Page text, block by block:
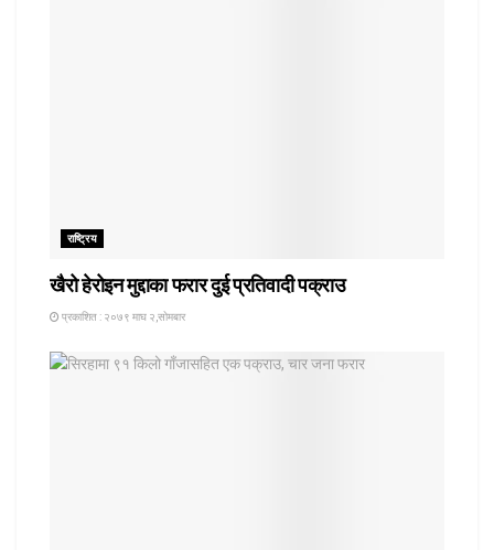
राष्ट्रिय
खैरो हेरोइन मुद्दाका फरार दुई प्रतिवादी पक्राउ
प्रकाशित : २०७९ माघ २,सोमबार